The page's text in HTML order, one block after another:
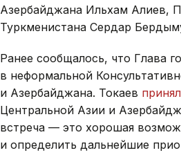
Азербайджана Ильхам Алиев,
Туркменистана Сердар
Ранее сообщалось, что Глава
в неформальной
и Азербайджана. Токаев принял
Центральной Азии и
встреча — это хорошая
и определить дальнейшие